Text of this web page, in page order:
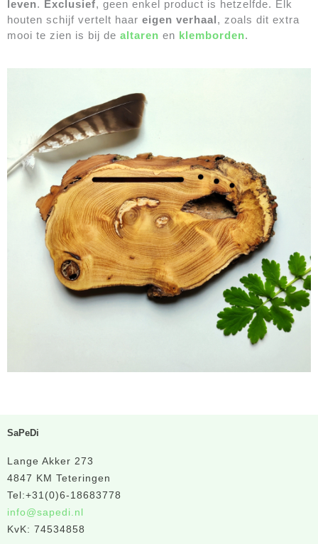
leven. Exclusief, geen enkel product is hetzelfde. Elk
houten schijf vertelt haar eigen verhaal, zoals dit extra
mooi te zien is bij de altaren en klemborden.
SaPeDi
Lange Akker 273
4847 KM Teteringen
Tel:+31(0)6-18683778
info@sapedi.nl
KvK: 74534858